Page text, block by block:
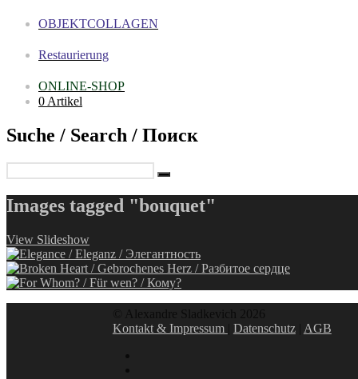
OBJEKTCOLLAGEN
Restaurierung
ONLINE-SHOP
0 Artikel
Suche / Search / Поиск
Images tagged "bouquet"
View Slideshow
Kontakt & Impressum
Datenschutz| AGB